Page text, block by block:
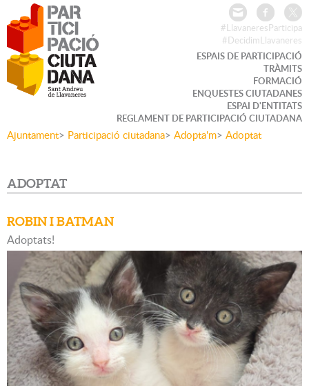
#LlavaneresParticipa
#DecidimLlavaneres
ESPAIS DE PARTICIPACIÓ
TRÀMITS
FORMACIÓ
ENQUESTES CIUTADANES
ESPAI D'ENTITATS
REGLAMENT DE PARTICIPACIÓ CIUTADANA
Ajuntament> Participació ciutadana> Adopta'm> Adoptat
ADOPTAT
ROBIN I BATMAN
Adoptats!